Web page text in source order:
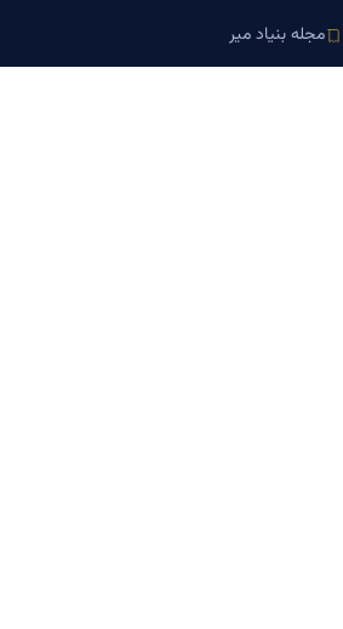
مجله بنیاد میر